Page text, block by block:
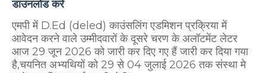
डाउनलोड करें
एमपी में D.Ed (deled) काउंसलिंग एडमिशन प्रक्रिया में
आवेदन करने वाले उम्मीदवारों के दूसरे चरण के अलॉटमेंट लेटर
आज 29 जून 2026 को जारी कर दिए गए हैं जारी कर दिया गया
है,चयनित अभ्यथियों को 29 से 04 जुलाई 2026 तक संस्था मे